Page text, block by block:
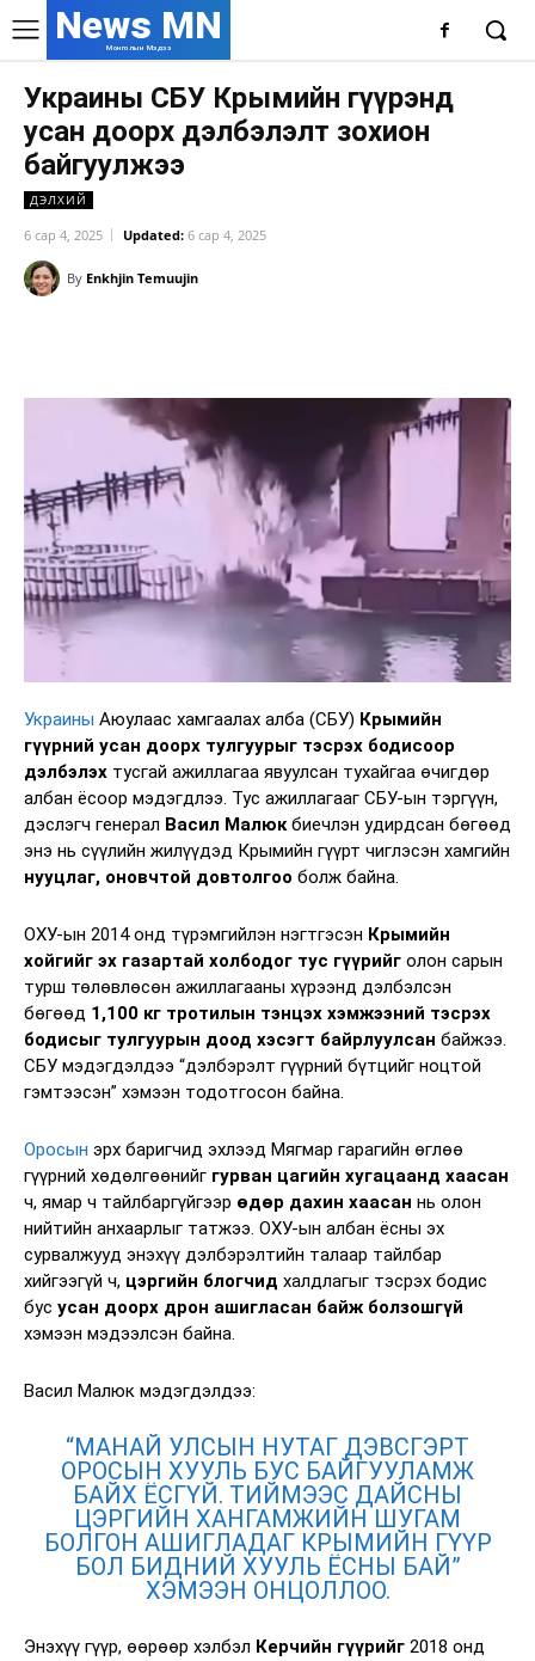
News MN
Монголын Мэдээ
Украины СБУ Крымийн гүүрэнд
усан доорх дэлбэлэлт зохион
байгуулжээ
ДЭЛХИЙ
6 сар 4, 2025 Updated: 6 сар 4, 2025
By Enkhjin Temuujin
Украины Аюулаас хамгаалах алба (СБУ) Крымийн
гүүрний усан доорх тулгуурыг тэсрэх бодисоор
дэлбэлэх тусгай ажиллагаа явуулсан тухайгаа өчигдөр
албан ёсоор мэдэгдлээ. Тус ажиллагааг СБУ-ын тэргүүн,
дэслэгч генерал Васил Малюкбиечлэн удирдсан бөгөөд
энэ нь сүүлийн жилүүдэд Крымийн гүүрт чиглэсэн хамгийн
нууцлаг, оновчтой довтолгоо болж байна.
ОХУ-ын 2014 онд түрэмгийлэн нэгтгэсэн Крымийн
хойгийг эх газартай холбодог тус гүүрийг олон сарын
турш төлөвлөсөн ажиллагааны хүрээнд дэлбэлсэн
бөгөөд 1,100 кг тротилын тэнцэх хэмжээний тэсрэх
бодисыг тулгуурын доод хэсэгт байрлуулсан байжээ.
СБУ мэдэгдэлдээ “дэлбэрэлт гүүрний бүтцийг ноцтой
гэмтээсэн” хэмээн тодотгосон байна.
Оросын эрх баригчид эхлээд Мягмар гарагийн өглөө
гүүрний хөдөлгөөнийг гурван цагийн хугацаанд хаасан
ч, ямар ч тайлбаргүйгээр өдөр дахин хаасан нь олон
нийтийн анхаарлыг татжээ. ОХУ-ын албан ёсны эх
сурвалжууд энэхүү дэлбэрэлтийн талаар тайлбар
хийгээгүй ч, цэргийн блогчид халдлагыг тэсрэх бодис
бус усан доорх дрон ашигласан байж болзошгүй
хэмээн мэдээлсэн байна.
Васил Малюк мэдэгдэлдээ:
“МАНАЙ УЛСЫН НУТАГ ДЭВСГЭРТ
ОРОСЫН ХУУЛЬ БУС БАЙГУУЛАМЖ
БАЙХ ЁСГҮЙ. ТИЙМЭЭС ДАЙСНЫ
ЦЭРГИЙН ХАНГАМЖИЙН ШУГАМ
БОЛГОН АШИГЛАДАГ КРЫМИЙН ГҮҮР
БОЛ БИДНИЙ ХУУЛЬ ЁСНЫ БАЙ”
ХЭМЭЭН ОНЦОЛЛОО.
Энэхүү гүүр, өөрөөр хэлбэл Керчийн гүүрийг 2018 онд